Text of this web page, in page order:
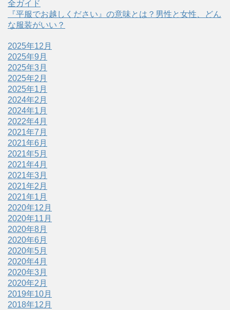
全ガイド
『平服でお越しください』の意味とは？男性と女性、どん
な服装がいい？
2025年12月
2025年9月
2025年3月
2025年2月
2025年1月
2024年2月
2024年1月
2022年4月
2021年7月
2021年6月
2021年5月
2021年4月
2021年3月
2021年2月
2021年1月
2020年12月
2020年11月
2020年8月
2020年6月
2020年5月
2020年4月
2020年3月
2020年2月
2019年10月
2018年12月